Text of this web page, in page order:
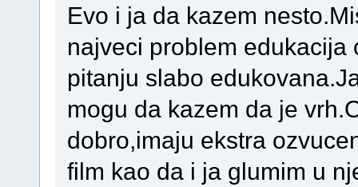
Evo i ja da kazem
najveci problem
pitanju slabo
mogu da kazem da je
dobro,imaju ekstra
film kao da i ja glumim u